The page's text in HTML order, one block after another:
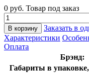
0 руб. Товар под заказ
В корзину
Заказать в
Характеристики
Оплата
Брэнд:
Габариты в